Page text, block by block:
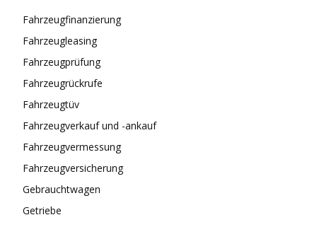
Fahrzeugfinanzierung
Fahrzeugleasing
Fahrzeugprüfung
Fahrzeugrückrufe
Fahrzeugtüv
Fahrzeugverkauf und -ankauf
Fahrzeugvermessung
Fahrzeugversicherung
Gebrauchtwagen
Getriebe